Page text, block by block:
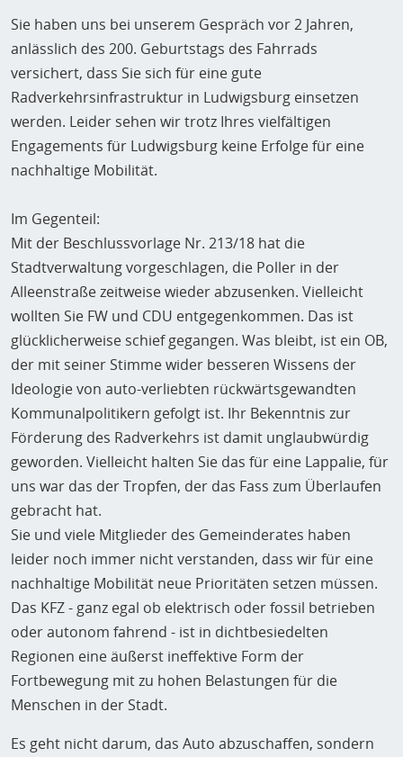
Sie haben uns bei unserem Gespräch vor 2 Jahren,
anlässlich des 200. Geburtstags des Fahrrads
versichert, dass Sie sich für eine gute
Radverkehrsinfrastruktur in Ludwigsburg einsetzen
werden. Leider sehen wir trotz Ihres vielfältigen
Engagements für Ludwigsburg keine Erfolge für eine
nachhaltige Mobilität.
Im Gegenteil:
Mit der Beschlussvorlage Nr. 213/18 hat die
Stadtverwaltung vorgeschlagen, die Poller in der
Alleenstraße zeitweise wieder abzusenken. Vielleicht
wollten Sie FW und CDU entgegenkommen. Das ist
glücklicherweise schief gegangen. Was bleibt, ist ein OB,
der mit seiner Stimme wider besseren Wissens der
Ideologie von auto-verliebten rückwärtsgewandten
Kommunalpolitikern gefolgt ist. Ihr Bekenntnis zur
Förderung des Radverkehrs ist damit unglaubwürdig
geworden. Vielleicht halten Sie das für eine Lappalie, für
uns war das der Tropfen, der das Fass zum Überlaufen
gebracht hat.
Sie und viele Mitglieder des Gemeinderates haben
leider noch immer nicht verstanden, dass wir für eine
nachhaltige Mobilität neue Prioritäten setzen müssen.
Das KFZ - ganz egal ob elektrisch oder fossil betrieben
oder autonom fahrend - ist in dichtbesiedelten
Regionen eine äußerst ineffektive Form der
Fortbewegung mit zu hohen Belastungen für die
Menschen in der Stadt.
Es geht nicht darum, das Auto abzuschaffen, sondern